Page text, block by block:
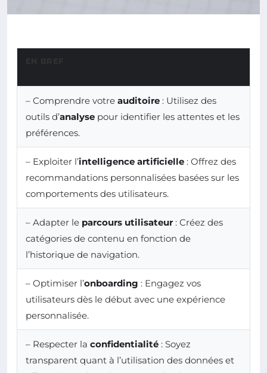
– Comprendre votre auditoire : Utilisez des
outils d’analyse pour identifier les attentes et les
préférences.
– Exploiter l’intelligence artificielle : Offrez des
recommandations personnalisées basées sur les
comportements des utilisateurs.
– Adapter le parcours utilisateur : Créez des
catégories de contenu en fonction de
l’historique de navigation.
– Optimiser l’onboarding : Engagez vos
utilisateurs dès le début avec une expérience
personnalisée.
– Respecter la confidentialité : Soyez
transparent quant à l’utilisation des données et